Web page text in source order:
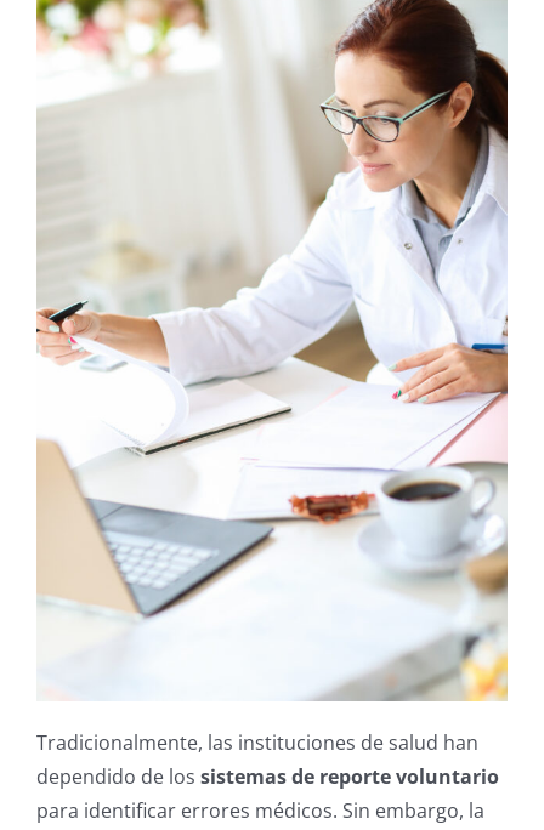
Tradicionalmente, las instituciones de salud han
dependido de los sistemas de reporte voluntario
para identificar errores médicos. Sin embargo, la